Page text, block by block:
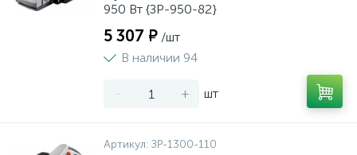
950 Вт {ЗР-950-82}
5 307 ₽ /шт
В наличии 94
- + шт
Артикул: ЗР-1300-110